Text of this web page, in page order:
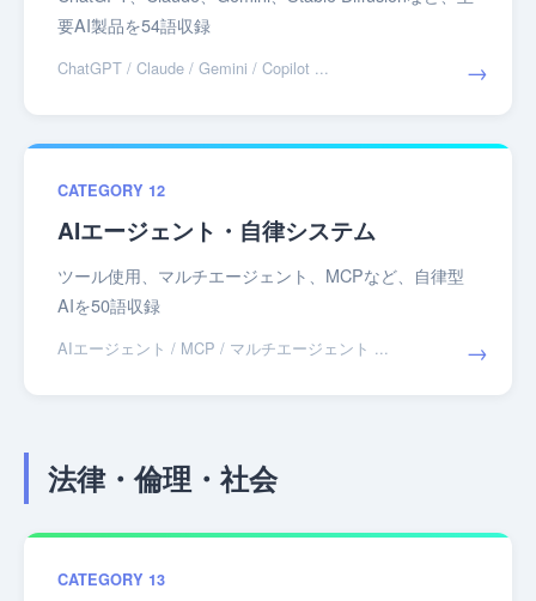
要AI製品を54語収録
ChatGPT / Claude / Gemini / Copilot ... →
CATEGORY 12
AIエージェント・自律システム
ツール使用、マルチエージェント、MCPなど、自律型
AIを50語収録
AIエージェント / MCP / マルチエージェント ... →
法律・倫理・社会
CATEGORY 13